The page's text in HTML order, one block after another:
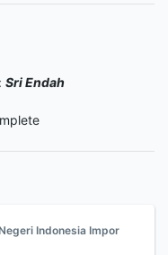
Sri Endah
Indonesia Impor